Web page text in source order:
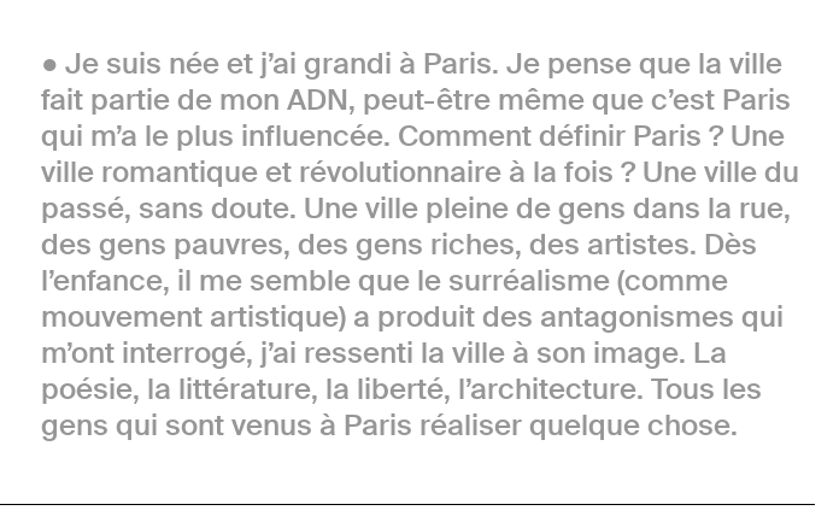
Je suis née et j’ai grandi à Paris. Je pense que la ville
fait partie de mon ADN, peut-être même que c’est Paris
qui m’a le plus influencée. Comment définir Paris ? Une
ville romantique et révolutionnaire à la fois ? Une ville du
passé, sans doute. Une ville pleine de gens dans la rue,
des gens pauvres, des gens riches, des artistes. Dès
l’enfance, il me semble que le surréalisme (comme
mouvement artistique) a produit des antagonismes qui
m’ont interrogé, j’ai ressenti la ville à son image. La
poésie, la littérature, la liberté, l’architecture. Tous les
gens qui sont venus à Paris réaliser quelque chose.